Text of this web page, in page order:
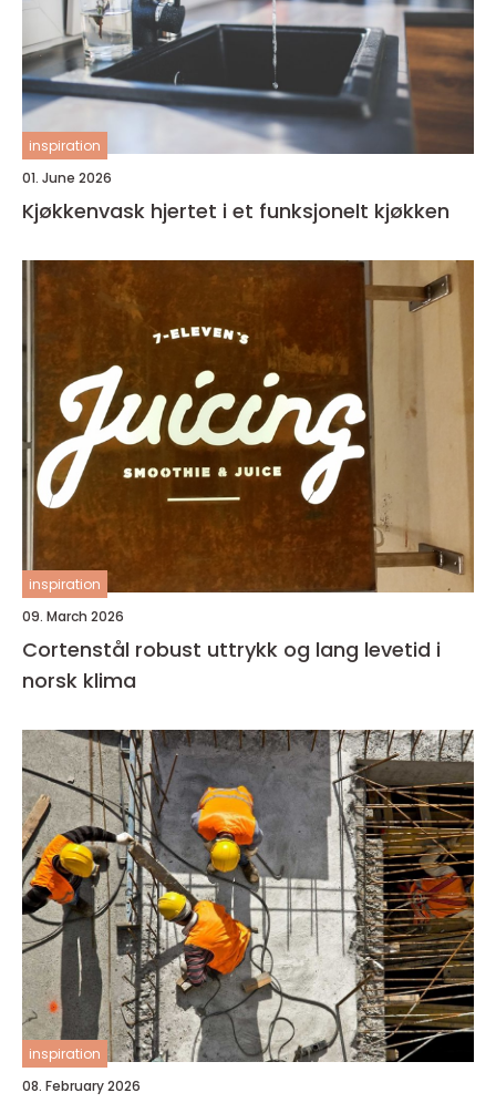
inspiration
01. June 2026
Kjøkkenvask hjertet i et funksjonelt kjøkken
inspiration
09. March 2026
Cortenstål robust uttrykk og lang levetid i
norsk klima
inspiration
08. February 2026